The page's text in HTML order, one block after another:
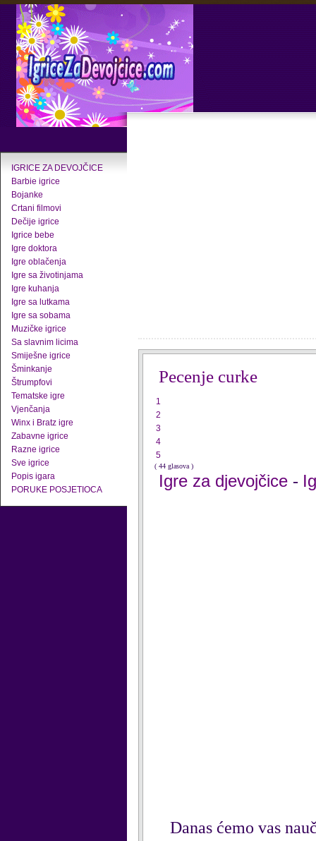
IGRICE ZA DEVOJČICE
Barbie igrice
Bojanke
Crtani filmovi
Dečije igrice
Igrice bebe
Igre doktora
Igre oblačenja
Igre sa životinjama
Igre kuhanja
Igre sa lutkama
Igre sa sobama
Muzičke igrice
Sa slavnim licima
Smiješne igrice
Šminkanje
Štrumpfovi
Tematske igre
Vjenčanja
Winx i Bratz igre
Zabavne igrice
Razne igrice
Sve igrice
Popis igara
PORUKE POSJETIOCA
Pecenje curke
1
2
3
4
5
( 44 glasova )
Igre za djevojčice -
Danas ćemo vas